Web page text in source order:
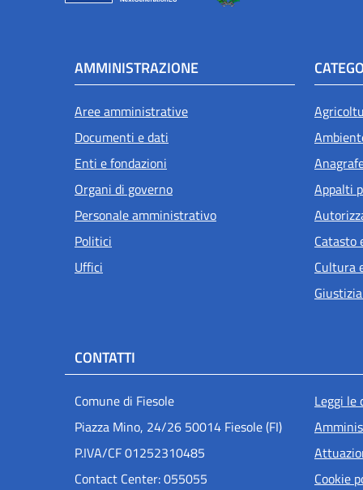
AMMINISTRAZIONE
Aree amministrative
Documenti e dati
Enti e fondazioni
Organi di governo
Personale amministrativo
Politici
Uffici
Appalti
Catasto
Cultura
CONTATTI
Comune di Fiesole
Piazza Mino, 24/26 50014 Fiesole (FI)
P.IVA/CF 01252310485
Contact Center: 055055
Leggi le
Cookie